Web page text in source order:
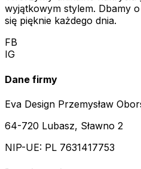
wyjątkowym stylem. Dbamy
się pięknie każdego dnia.
FB
IG
Dane firmy
Eva Design Przemysław
64-720 Lubasz, Sławno 2
NIP-UE: PL 7631417753